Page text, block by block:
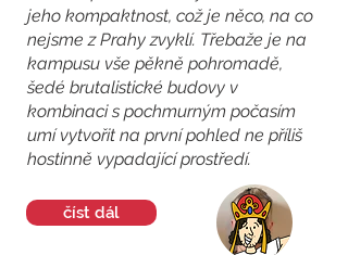
jeho kompaktnost, což je něco, na co
nejsme z Prahy zvyklí. Třebaže je na
kampusu vše pěkně pohromadě,
šedé brutalistické budovy v
kombinaci s pochmurným počasím
umí vytvořit na první pohled ne příliš
hostinně vypadající prostředí.
číst dál